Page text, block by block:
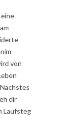
eine
von
dir
Laufsteg